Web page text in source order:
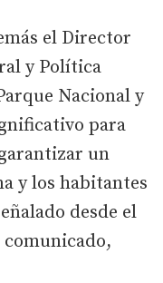
el Director
y Política
Nacional y
para
un
y los habitantes
desde el